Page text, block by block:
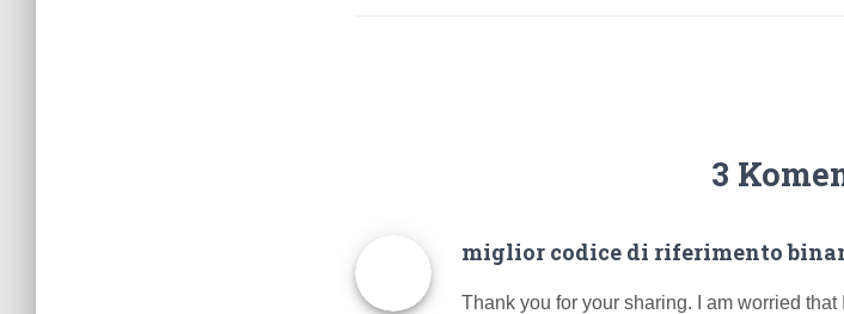
3
miglior codice di riferimento
Thank you for your sharing. I am worried